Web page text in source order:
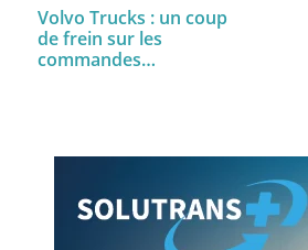
Volvo Trucks : un coup
de frein sur les
commandes…